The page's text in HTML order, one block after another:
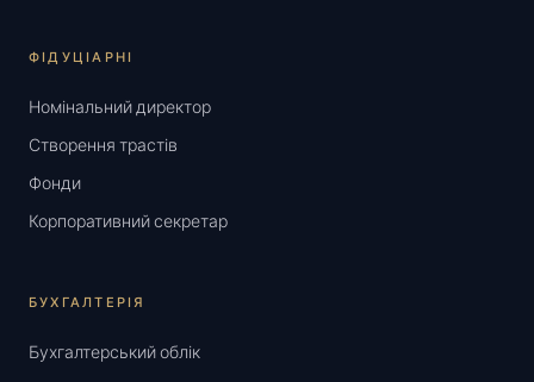
ФІДУЦІАРНІ
Номінальний директор
Створення трастів
Фонди
Корпоративний секретар
БУХГАЛТЕРІЯ
Бухгалтерський облік